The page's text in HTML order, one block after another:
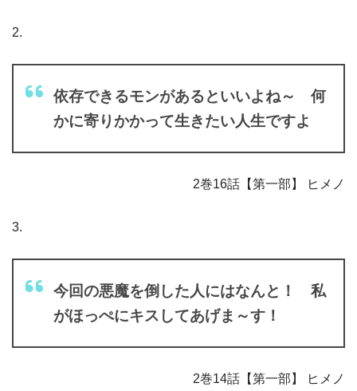
2.
依存できるモンがあるといいよね～ 何
かに寄りかかって生きたい人生ですよ
2巻16話【第一部】 ヒメノ
3.
今回の悪魔を倒した人にはなんと！ 私
がほっぺにキスしてあげま～す！
2巻14話【第一部】 ヒメノ